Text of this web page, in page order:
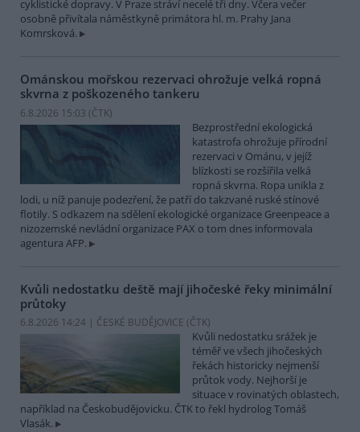
cyklistické dopravy. V Praze stráví necelé tři dny. Včera večer
osobně přivítala náměstkyně primátora hl. m. Prahy Jana
Komrsková.
Ománskou mořskou rezervaci ohrožuje velká ropná
skvrna z poškozeného tankeru
6.8.2026 15:03 (ČTK)
Bezprostřední ekologická
katastrofa ohrožuje přírodní
rezervaci v Ománu, v jejíž
blízkosti se rozšířila velká
ropná skvrna. Ropa unikla z
lodi, u níž panuje podezření, že patří do takzvané ruské stínové
flotily. S odkazem na sdělení ekologické organizace Greenpeace a
nizozemské nevládní organizace PAX o tom dnes informovala
agentura AFP.
Kvůli nedostatku deště mají jihočeské řeky minimální
průtoky
6.8.2026 14:24 | ČESKÉ BUDĚJOVICE (ČTK)
Kvůli nedostatku srážek je
téměř ve všech jihočeských
řekách historicky nejmenší
průtok vody. Nejhorší je
situace v rovinatých oblastech,
například na Českobudějovicku. ČTK to řekl hydrolog Tomáš
Vlasák.